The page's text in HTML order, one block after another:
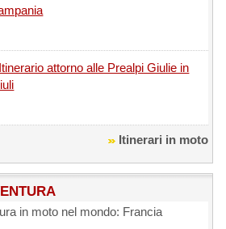
Itinerario attorno alle Prealpi Giulie in
Itinerari in moto
in moto nel mondo: Francia